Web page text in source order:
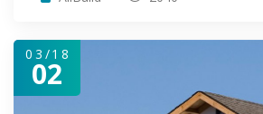
03/18
02